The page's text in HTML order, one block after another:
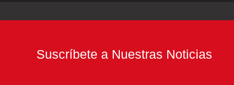
Suscríbete a Nuestras Noticias